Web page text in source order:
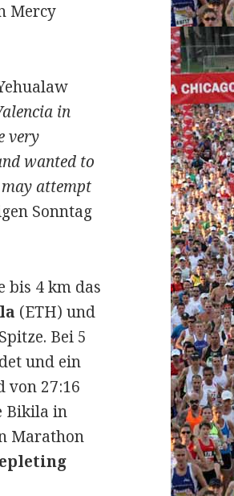
Mercy
in
very
wanted to
attempt
Sonntag
bis 4 km das
(ETH) und
Bei 5
und ein
von 27:16
Bikila in
Marathon